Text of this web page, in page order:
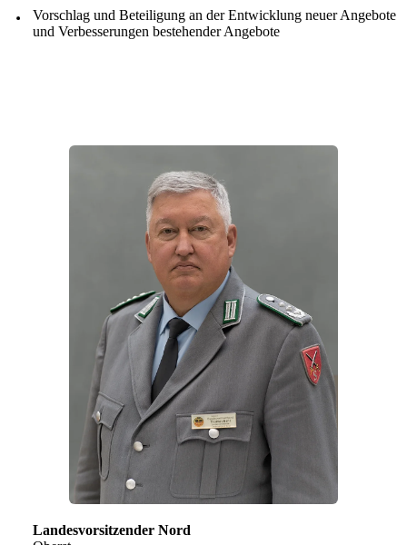
Vorschlag und Beteiligung an der Entwicklung neuer Angebote
und Verbesserungen bestehender Angebote
Landesvorsitzender Nord